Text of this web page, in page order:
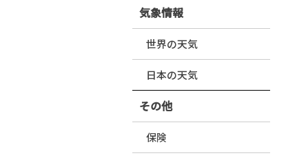
気象情報
世界の天気
日本の天気
その他
保険